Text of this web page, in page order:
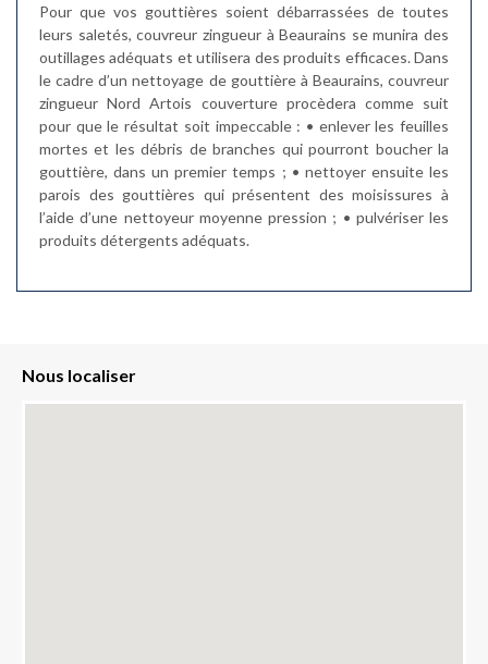
Pour que vos gouttières soient débarrassées de toutes
leurs saletés, couvreur zingueur à Beaurains se munira des
outillages adéquats et utilisera des produits efficaces. Dans
le cadre d’un nettoyage de gouttière à Beaurains, couvreur
zingueur Nord Artois couverture procèdera comme suit
pour que le résultat soit impeccable : • enlever les feuilles
mortes et les débris de branches qui pourront boucher la
gouttière, dans un premier temps ; • nettoyer ensuite les
parois des gouttières qui présentent des moisissures à
l’aide d’une nettoyeur moyenne pression ; • pulvériser les
produits détergents adéquats.
Nous localiser